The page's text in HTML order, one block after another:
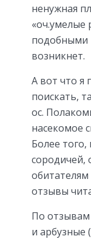
ненужная
«оч.умелые
подобными
возникнет.
А вот что я
поискать,
ос.
насекомое
Более
сородичей,
обитателям
отзывы
По
и